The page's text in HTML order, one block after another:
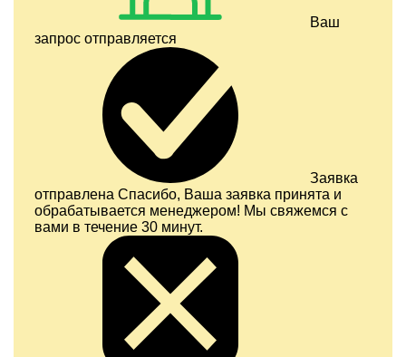
Ваш
запрос отправляется
Заявка
отправлена Спасибо, Ваша заявка принята и
обрабатывается менеджером! Мы свяжемся с
вами в течение 30 минут.